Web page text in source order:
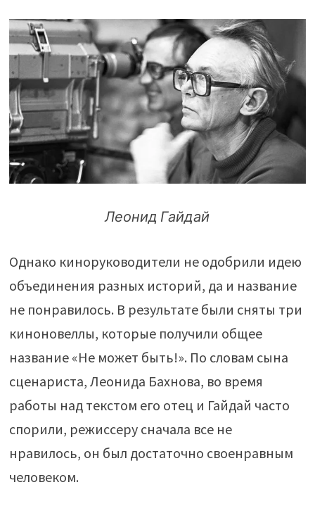
Леонид Гайдай
Однако киноруководители не одобрили идею
объединения разных историй, да и название
не понравилось. В результате были сняты три
киноновеллы, которые получили общее
название «Не может быть!». По словам сына
сценариста, Леонида Бахнова, во время
работы над текстом его отец и Гайдай часто
спорили, режиссеру сначала все не
нравилось, он был достаточно своенравным
человеком.